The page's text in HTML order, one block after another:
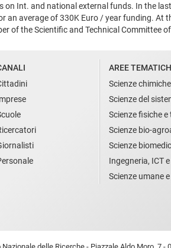
on Int. and national external funds. In the
an average of 330K Euro / year funding. At
of the Scientific and Technical Committee
AREE
Scienze
Scienze del
Scienze fisiche
Scienze bio-
Scienze
Ingegneria, ICT
Scienze umane